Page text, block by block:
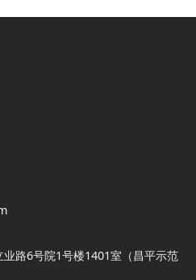
路6号院1号楼1401室（昌平示范